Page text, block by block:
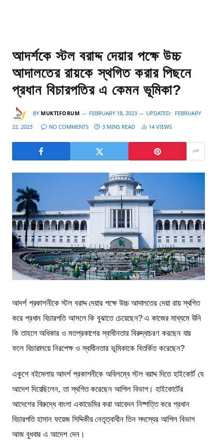
আদর্শকে স্টল বরাদ্দ দেয়ার পক্ষে উচ্চ
আদালতের রায়কে স্থগিত করার পিছনে
প্রধান বিচারপতির এ কেমন ভূমিকা?
BY MUKTIFORUM FEBRUARY 18, 2023 UPDATED: FEBRUARY
22, 2023
NO COMMENTS 3 MINS READ 14 VIEWS
আদর্শ প্রকাশনীকে স্টল বরাদ্দ দেয়ার পক্ষে উচ্চ আদালতের দেয়া রায় স্থগিত
করে প্রধান বিচারপতি আসলে কি বুঝাতে চেয়েছেন? এ কাজের মাধ্যমে উনি
কি তাহলে অধিকার ও মতপ্রকাশের স্বাধীনতার বিরুদ্ধাচরণ করছেন যার
ফলে বিচারালয়ে নিরপেক্ষ ও স্বাধীনতার ভূমিকাকে বিতর্কিত করেছেন?
একুশে বইমেলায় আদর্শ প্রকাশনীকে অবিলম্বে স্টল বরাদ্দ দিতে হাইকোর্ট যে
আদেশ দিয়েছিলেন, তা স্থগিত করেছেন আপিল বিভাগ। হাইকোর্টের
আদেশের বিরুদ্ধে বাংলা একাডেমির করা আবেদন নিষ্পত্তি করে প্রধান
বিচারপতি হাসান ফয়েজ সিদ্দিকীর নেতৃত্বাধীন তিন সদস্যের আপিল বিভাগ
আজ বুধবার এ আদেশ দেন।